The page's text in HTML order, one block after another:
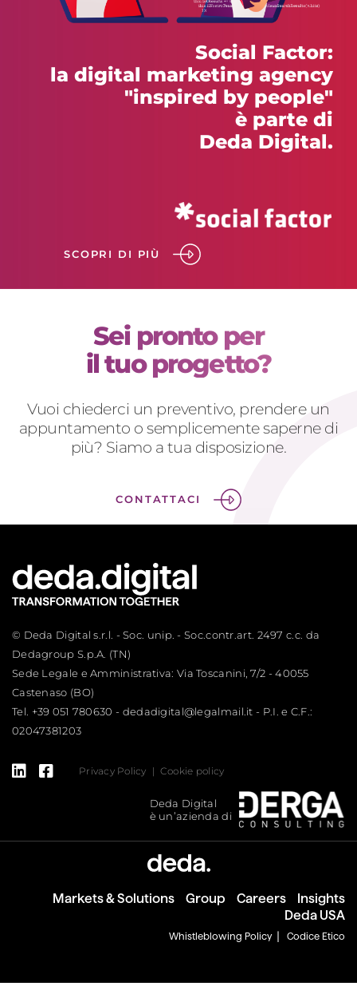
Social Factor:
la digital marketing agency
"inspired by people"
è parte di
Deda Digital.
SCOPRI DI PIÙ
Sei pronto per
il tuo progetto?
Vuoi chiederci un preventivo, prendere un
appuntamento o semplicemente saperne di
più? Siamo a tua disposizione.
CONTATTACI
© Deda Digital s.r.l. - Soc. unip. - Soc.contr.art. 2497 c.c. da
Dedagroup S.p.A. (TN)
Sede Legale e Amministrativa: Via Toscanini, 7/2 - 40055
Castenaso (BO)
Tel. +39 051 780630 - dedadigital@legalmail.it - P.I. e C.F.:
02047381203
Privacy Policy Cookie policy
Deda Digital
è un’azienda di
Markets & Solutions Group Careers
Insights
Deda USA
Whistleblowing Policy Codice Etico